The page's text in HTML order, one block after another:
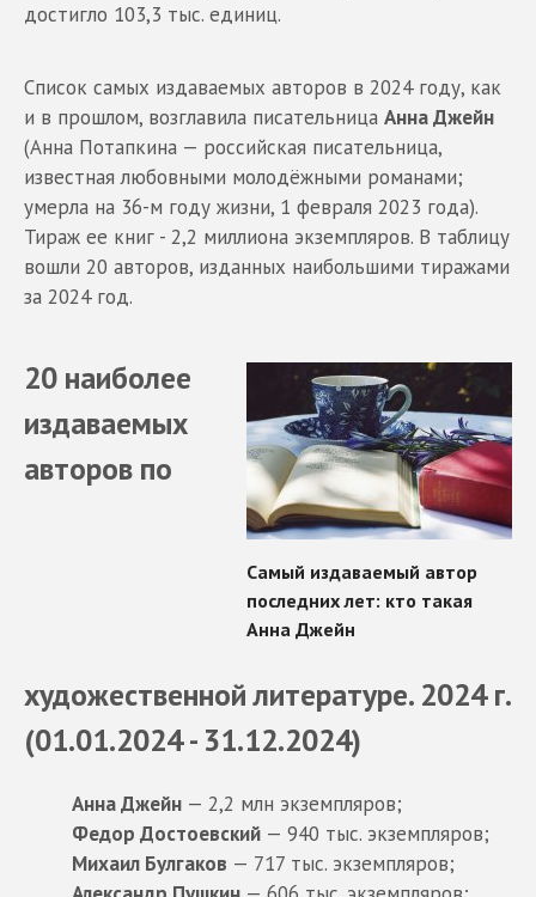
достигло 103,3 тыс. единиц.
Список самых издаваемых авторов в 2024 году, как
и в прошлом, возглавила писательница Анна Джейн
(Анна Потапкина — российская писательница,
известная любовными молодёжными романами;
умерла на 36-м году жизни, 1 февраля 2023 года).
Тираж ее книг - 2,2 миллиона экземпляров. В таблицу
вошли 20 авторов, изданных наибольшими тиражами
за 2024 год.
20 наиболее
издаваемых
авторов по
художественной литературе. 2024 г.
(01.01.2024 - 31.12.2024)
Анна Джейн — 2,2 млн экземпляров;
Федор Достоевский — 940 тыс. экземпляров;
Михаил Булгаков — 717 тыс. экземпляров;